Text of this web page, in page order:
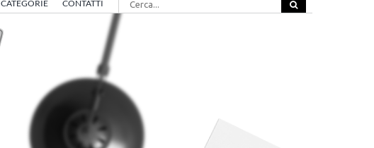
CATEGORIE CONTATTI
per: